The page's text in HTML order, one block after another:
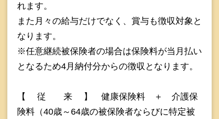
れます。
また月々の給与だけでなく、賞与も徴収対象と
なります。
※任意継続被保険者の場合は保険料が当月払い
となるため4月納付分からの徴収となります。
【 従 来 】 健康保険料 ＋ 介護保
険料（40歳～64歳の被保険者ならびに特定被